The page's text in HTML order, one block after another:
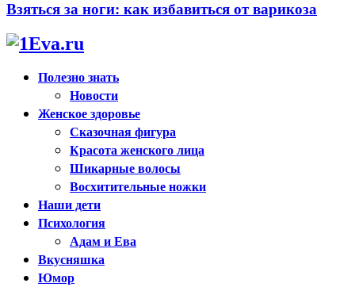
Взяться за ноги: как избавиться от варикоза
Полезно знать
Новости
Женское здоровье
Сказочная фигура
Красота женского лица
Шикарные волосы
Восхитительные ножки
Наши дети
Психология
Адам и Ева
Вкусняшка
Юмор